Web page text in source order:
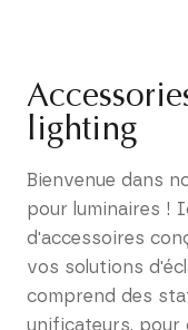
lighting
Bienvenue dans
pour luminaires !
d'accessoires
vos solutions
comprend des
unificateurs, pour